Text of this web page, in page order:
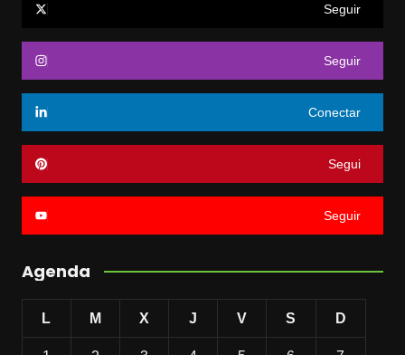
Seguir
Seguir
Conectar
Segui
Seguir
Agenda
L M X J V S D